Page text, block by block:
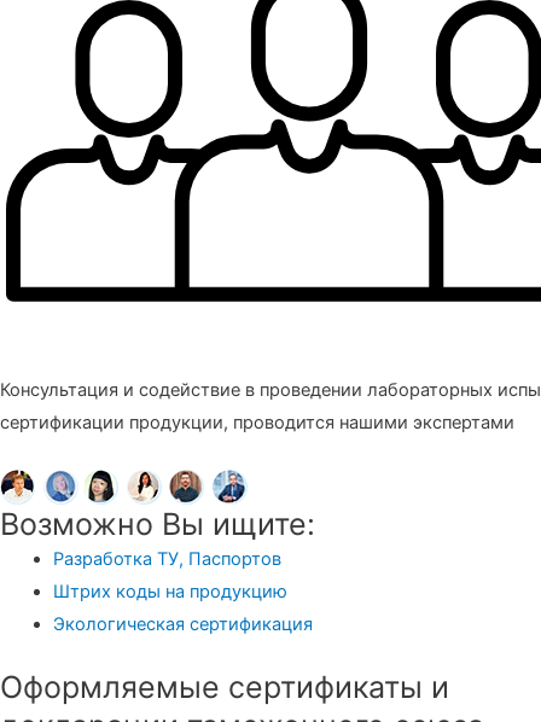
Консультация и содействие в проведении лабораторных
сертификации продукции, проводится нашими экспертами
Возможно Вы ищите:
Разработка ТУ, Паспортов
Штрих коды на продукцию
Экологическая сертификация
Оформляемые сертификаты и